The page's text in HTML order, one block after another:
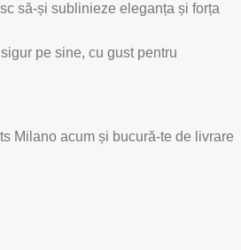
să-și sublinieze eleganța și forța
pe sine, cu gust pentru
Milano acum și bucură-te de livrare